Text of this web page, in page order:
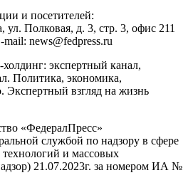
и посетителей:
, ул. Полковая, д. 3, стр. 3, офис 211
mail: news@fedpress.ru
экспертный канал,
Политика, экономика,
Экспертный взгляд на жизнь
«ФедералПресс»
службой по надзору в сфере
и массовых
21.07.2023г. за номером ИА №